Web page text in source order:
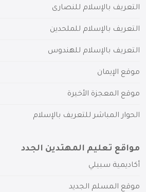
التعريف بالإسلام للنصارى
التعريف بالإسلام للملحدين
التعريف بالإسلام للهندوس
موقع الإيمان
موقع المعجزة الأخيرة
الحوار المباشر للتعريف بالإسلام
مواقع تعليم المهتدين الجدد
أكاديمية سبيلي
موقع المسلم الجديد